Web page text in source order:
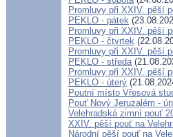
Promluvy při XXIV. pěší
PEKLO - pátek
Promluvy při XXIV. pěší
PEKLO - čtvrtek
Promluvy při XXIV. pěší
PEKLO - středa
Promluvy při XXIV. pěší
PEKLO - úterý
Poutní místo Vřesová
Pouť Nový Jeruzalém -
Velehradská zimní pouť
XXIV. pěší pouť na
Národní pěší pouť na